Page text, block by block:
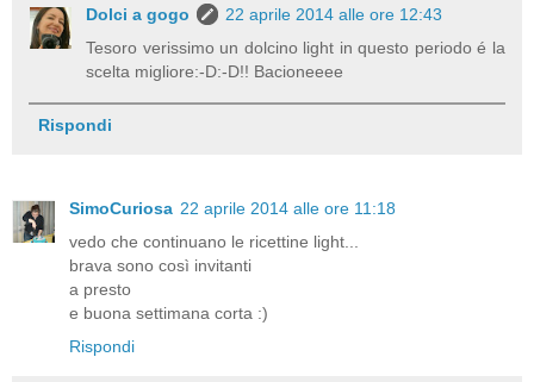
Dolci a gogo
22 aprile 2014 alle ore 12:43
Tesoro verissimo un dolcino light in questo periodo é la
scelta migliore:-D:-D!! Bacioneeee
Rispondi
SimoCuriosa 22 aprile 2014 alle ore 11:18
vedo che continuano le ricettine light...
brava sono così invitanti
a presto
e buona settimana corta :)
Rispondi